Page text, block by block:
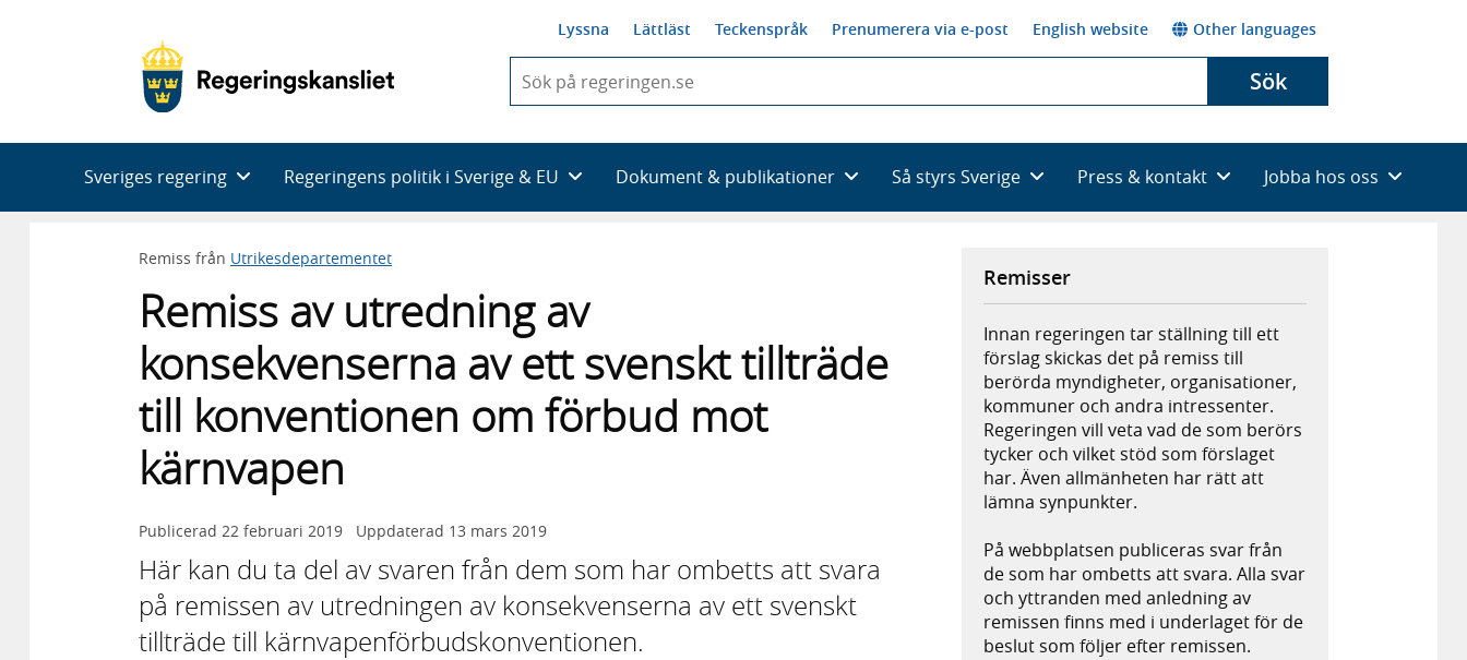
Lyssna Lättläst Teckenspråk Prenumerera via e-post English website Other languages
du
skriva
framträder
en
Sök
Sveriges regering Regeringens politik i Sverige & EU Dokument & publikationer Så styrs Sverige Press & kontakt Jobba hos oss
Remiss från Utrikesdepartementet
Remiss av utredning av
konsekvenserna av ett svenskt tillträde
till konventionen om förbud mot
kärnvapen
Publicerad 22 februari 2019 Uppdaterad 13 mars 2019
Här kan du ta del av svaren från dem som har ombetts att svara
på remissen av utredningen av konsekvenserna av ett svenskt
tillträde till kärnvapenförbudskonventionen.
Remisser
Innan regeringen tar ställning till ett
förslag skickas det på remiss till
berörda myndigheter, organisationer,
kommuner och andra intressenter.
Regeringen vill veta vad de som berörs
tycker och vilket stöd som förslaget
har. Även allmänheten har rätt att
lämna synpunkter.
På webbplatsen publiceras svar från
de som har ombetts att svara. Alla svar
och yttranden med anledning av
remissen finns med i underlaget för de
beslut som följer efter remissen.